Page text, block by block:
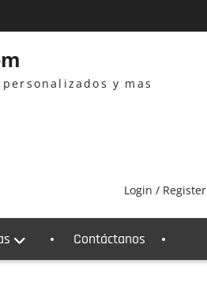
y mas
Login / Register
Contáctanos